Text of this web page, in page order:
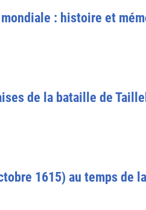
: histoire et
de la bataille de
1615) au temps de